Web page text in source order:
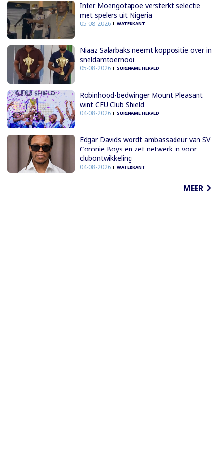
Inter Moengotapoe versterkt selectie
met spelers uit Nigeria
05-08-2026 WATERKANT
Niaaz Salarbaks neemt koppositie over in
sneldamtoernooi
05-08-2026 SURINAME HERALD
Robinhood-bedwinger Mount Pleasant
wint CFU Club Shield
04-08-2026 SURINAME HERALD
Edgar Davids wordt ambassadeur van SV
Coronie Boys en zet netwerk in voor
clubontwikkeling
04-08-2026 WATERKANT
MEER